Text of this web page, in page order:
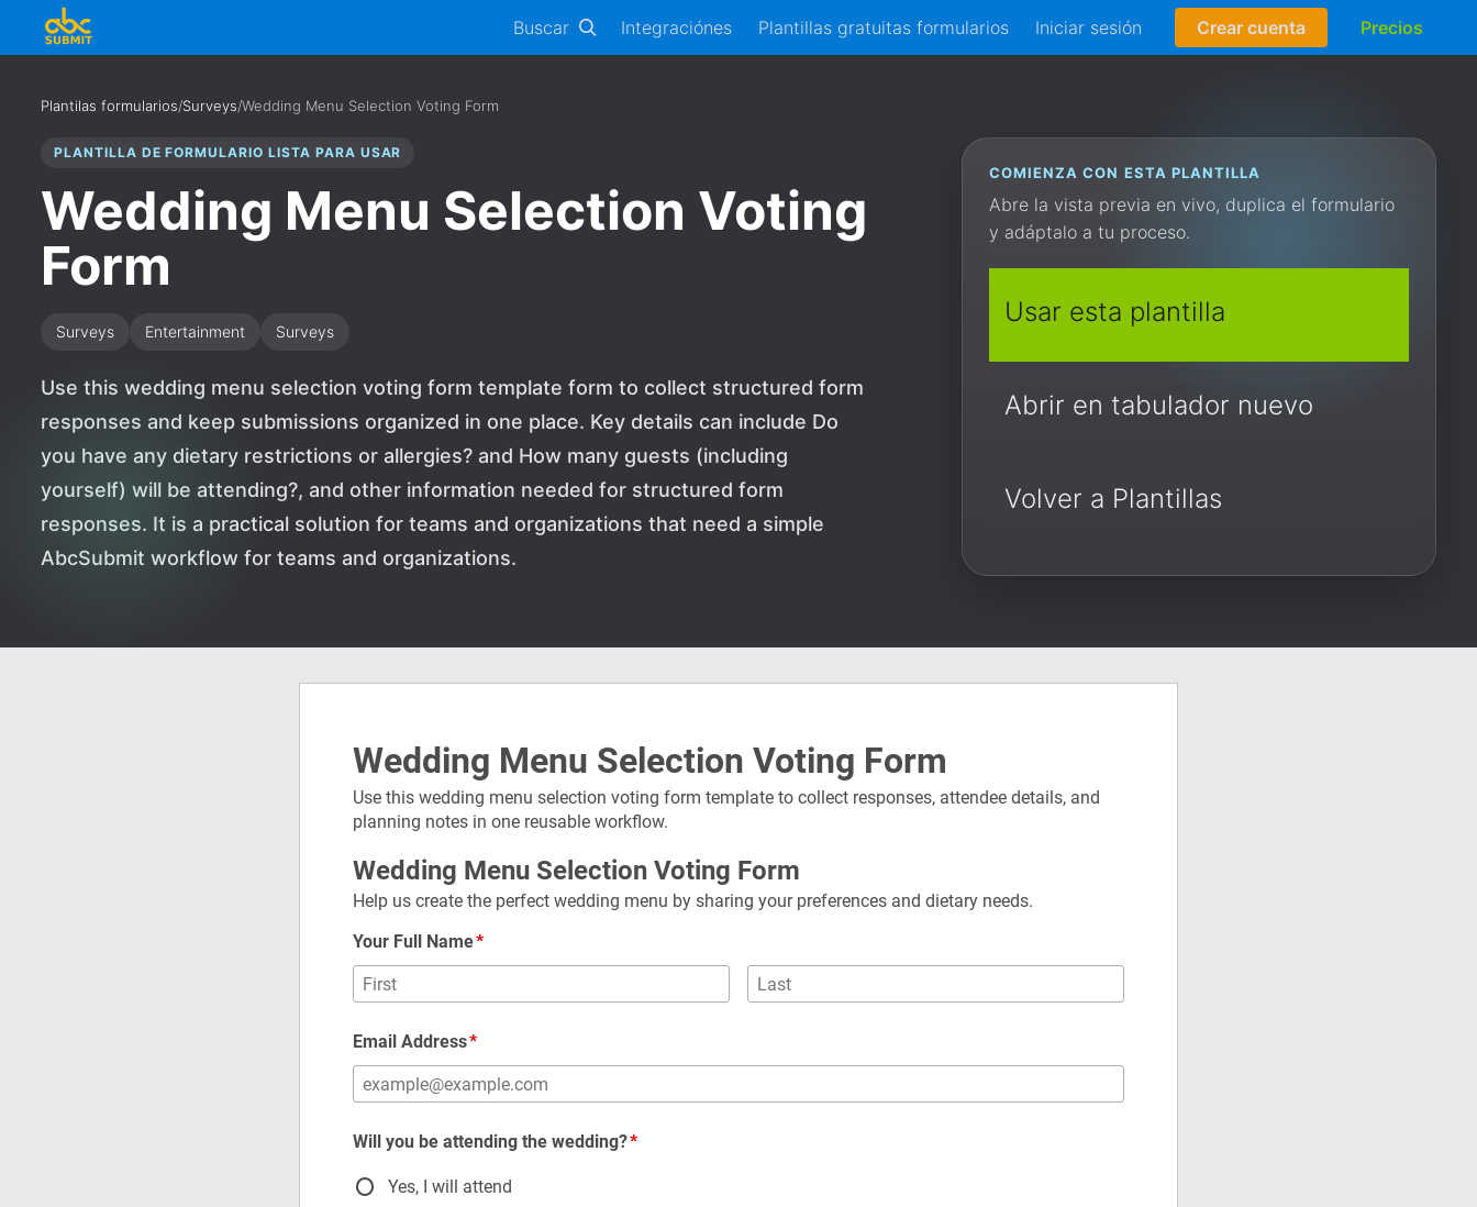
Buscar Integraciónes Plantillas gratuitas formularios Iniciar sesión Crear cuenta Precios
Plantilas formularios/Surveys/Wedding Menu Selection Voting Form
PLANTILLA DE FORMULARIO LISTA PARA USAR
Wedding Menu Selection Voting
Form
Surveys Entertainment Surveys
Use this wedding menu selection voting form template form to collect structured form
responses and keep submissions organized in one place. Key details can include Do
you have any dietary restrictions or allergies? and How many guests (including
yourself) will be attending?, and other information needed for structured form
responses. It is a practical solution for teams and organizations that need a simple
AbcSubmit workflow for teams and organizations.
COMIENZA CON ESTA PLANTILLA
Abre la vista previa en vivo, duplica el formulario
y adáptalo a tu proceso.
Usar esta plantilla
Abrir en tabulador nuevo
Volver a Plantillas